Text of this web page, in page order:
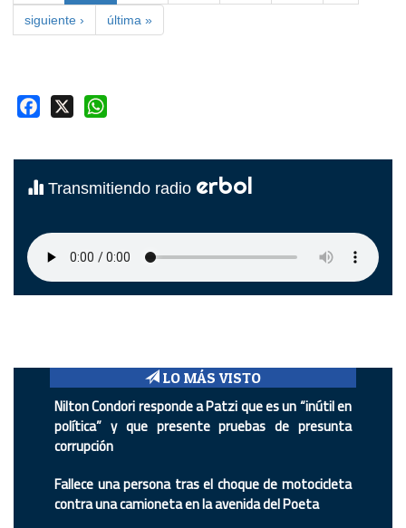
siguiente › última »
Facebook
Transmitiendo radio erbol
LO MÁS VISTO
Nilton Condori responde a Patzi que es un “inútil en
política” y que presente pruebas de presunta
corrupción
Fallece una persona tras el choque de motocicleta
contra una camioneta en la avenida del Poeta